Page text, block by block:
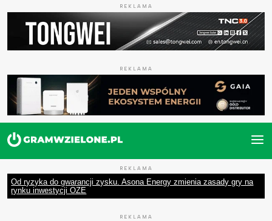
REKLAMA
REKLAMA
REKLAMA
Od ryzyka do gwarancji zysku. Asona Energy zmienia zasady gry na
rynku inwestycji OZE
REKLAMA